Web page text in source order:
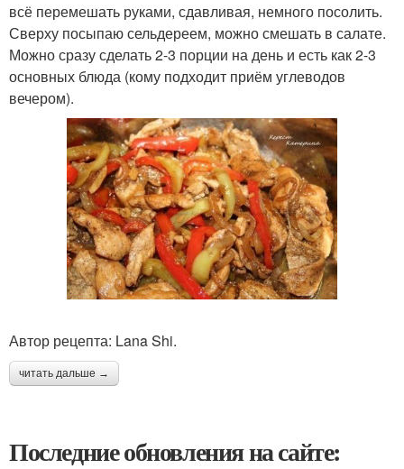
всё перемешать руками, сдавливая, немного посолить.
Сверху посыпаю сельдереем, можно смешать в салате.
Можно сразу сделать 2-3 порции на день и есть как 2-3
основных блюда (кому подходит приём углеводов
вечером).
Автор рецепта: Lana Shi.
читать дальше →
Последние обновления на сайте: